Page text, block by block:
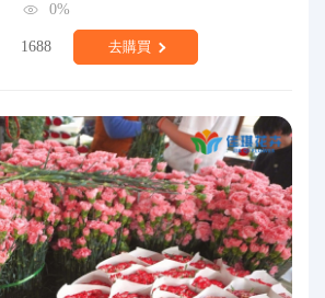
0%
1688 去購買